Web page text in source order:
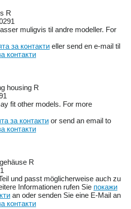
R
muligvis til andre modeller. For
за контакти eller send en e-mail til
контакти
housing R
fit other models. For more
за контакти or send an email to
контакти
R
und passt möglicherweise auch zu
Informationen rufen Sie покажи
an oder senden Sie eine E-Mail an
контакти